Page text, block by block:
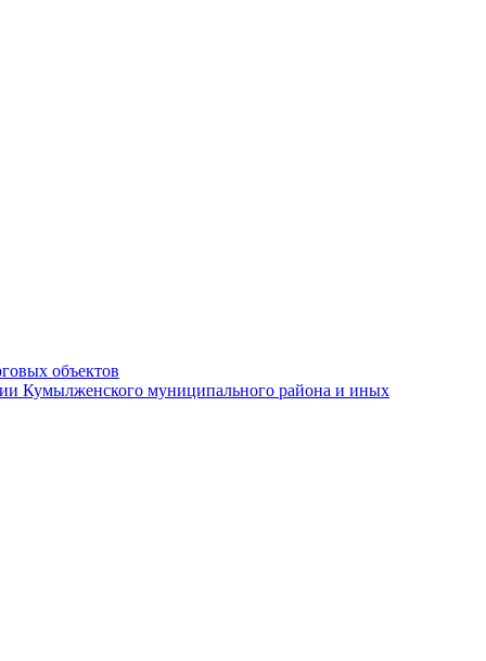
объектов
Кумылженского муниципального района и иных